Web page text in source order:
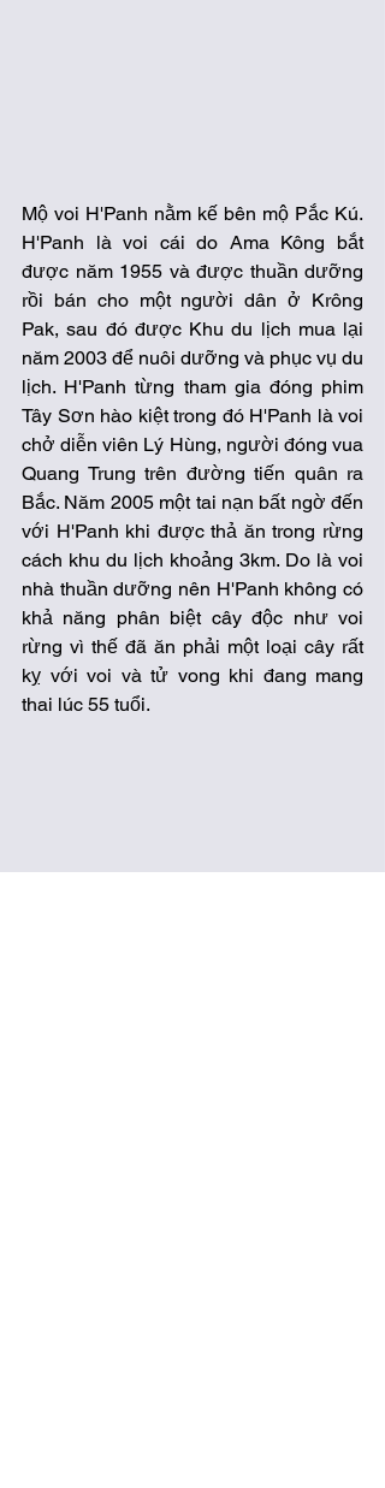
Mộ voi H'Panh nằm kế bên mộ Pắc Kú.
H'Panh là voi cái do Ama Kông bắt
được năm 1955 và được thuần dưỡng
rồi bán cho một người dân ở Krông
Pak, sau đó được Khu du lịch mua lại
năm 2003 để nuôi dưỡng và phục vụ du
lịch. H'Panh từng tham gia đóng phim
Tây Sơn hào kiệt trong đó H'Panh là voi
chở diễn viên Lý Hùng, người đóng vua
Quang Trung trên đường tiến quân ra
Bắc. Năm 2005 một tai nạn bất ngờ đến
với H'Panh khi được thả ăn trong rừng
cách khu du lịch khoảng 3km. Do là voi
nhà thuần dưỡng nên H'Panh không có
khả năng phân biệt cây độc như voi
rừng vì thế đã ăn phải một loại cây rất
kỵ với voi và tử vong khi đang mang
thai lúc 55 tuổi.